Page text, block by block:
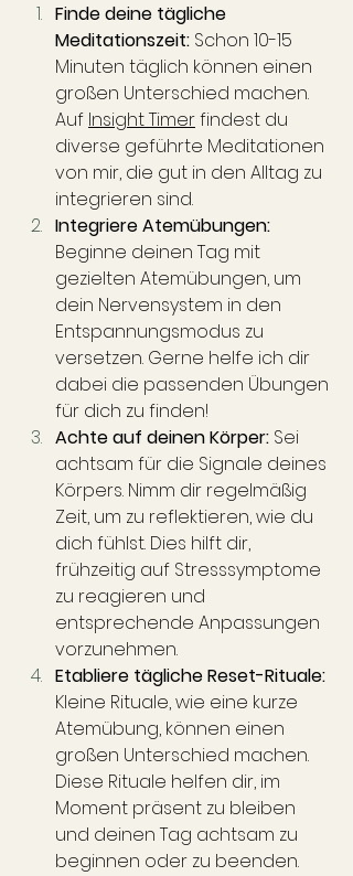
Finde deine tägliche
Meditationszeit: Schon 10-15
Minuten täglich können einen
großen Unterschied machen.
Auf Insight Timer findest du
diverse geführte Meditationen
von mir, die gut in den Alltag zu
integrieren sind.
Integriere Atemübungen:
Beginne deinen Tag mit
gezielten Atemübungen, um
dein Nervensystem in den
Entspannungsmodus zu
versetzen. Gerne helfe ich dir
dabei die passenden Übungen
für dich zu finden!
Achte auf deinen Körper: Sei
achtsam für die Signale deines
Körpers. Nimm dir regelmäßig
Zeit, um zu reflektieren, wie du
dich fühlst. Dies hilft dir,
frühzeitig auf Stresssymptome
zu reagieren und
entsprechende Anpassungen
vorzunehmen.
Etabliere tägliche Reset-Rituale:
Kleine Rituale, wie eine kurze
Atemübung, können einen
großen Unterschied machen.
Diese Rituale helfen dir, im
Moment präsent zu bleiben
und deinen Tag achtsam zu
beginnen oder zu beenden.